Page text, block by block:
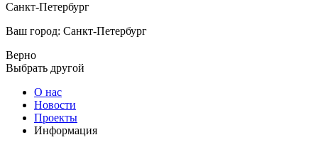
Санкт-Петербург
Ваш город: Санкт-Петербург
Верно
Выбрать другой
О нас
Новости
Проекты
Информация